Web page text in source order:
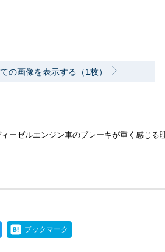
の画像を表示する（1枚）
ーゼルエンジン車のブレーキが重く感じる
ブックマーク